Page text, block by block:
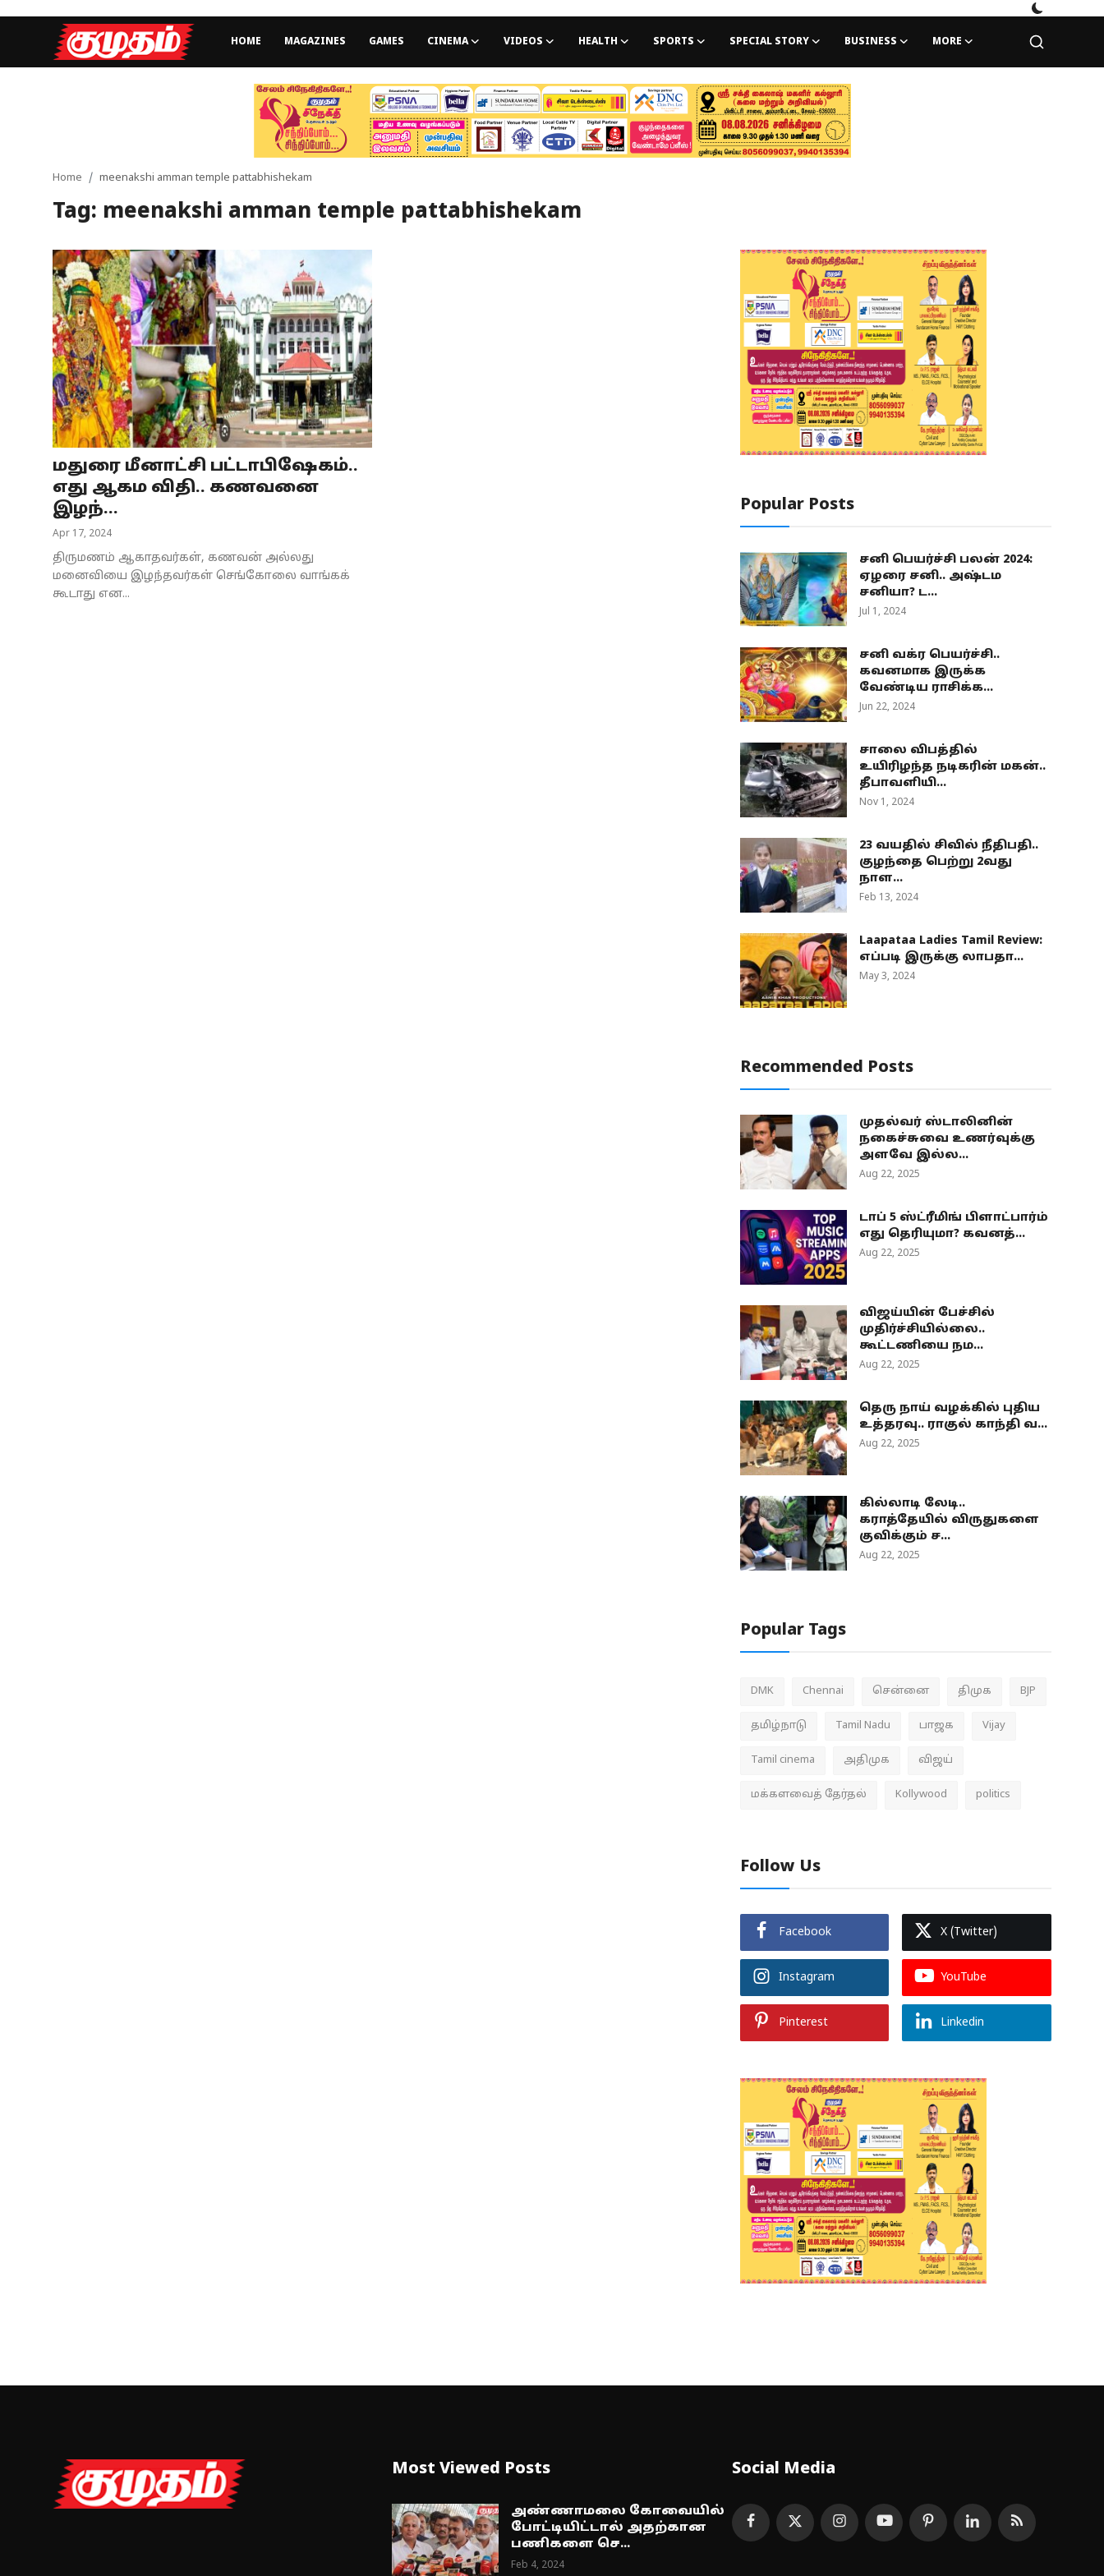
HOME MAGAZINES GAMES CINEMA VIDEOS HEALTH SPORTS SPECIAL STORY BUSINESS MORE
Games
Videos
Health
Special Story
Business
Tamilnadu
National
Astrology
Home meenakshi amman temple pattabhishekam
Tag: meenakshi amman temple pattabhishekam
மதுரை மீனாட்சி பட்டாபிஷேகம்..
எது ஆகம விதி.. கணவனை
இழந்...
Apr 17, 2024
திருமணம் ஆகாதவர்கள், கணவன் அல்லது
மனைவியை இழந்தவர்கள் செங்கோலை வாங்கக்
கூடாது என...
Popular Posts
சனி பெயர்ச்சி பலன் 2024:
ஏழரை சனி.. அஷ்டம
சனியா? ட...
Jul 1, 2024
சனி வக்ர பெயர்ச்சி..
கவனமாக இருக்க
வேண்டிய ராசிக்க...
Jun 22, 2024
சாலை விபத்தில்
உயிரிழந்த நடிகரின் மகன்..
தீபாவளியி...
Nov 1, 2024
23 வயதில் சிவில் நீதிபதி..
குழந்தை பெற்று 2வது
நாள...
Feb 13, 2024
Laapataa Ladies Tamil Review:
எப்படி இருக்கு லாபதா...
May 3, 2024
Recommended Posts
முதல்வர் ஸ்டாலினின்
நகைச்சுவை உணர்வுக்கு
அளவே இல்ல...
Aug 22, 2025
டாப் 5 ஸ்ட்ரீமிங் பிளாட்பார்ம்
எது தெரியுமா? கவனத்...
Aug 22, 2025
விஜய்யின் பேச்சில்
முதிர்ச்சியில்லை..
கூட்டணியை நம...
Aug 22, 2025
தெரு நாய் வழக்கில் புதிய
உத்தரவு.. ராகுல் காந்தி வ...
Aug 22, 2025
கில்லாடி லேடி..
கராத்தேயில் விருதுகளை
குவிக்கும் ச...
Aug 22, 2025
Popular Tags
DMK Chennai சென்னை திமுக BJP
தமிழ்நாடு Tamil Nadu பாஜக Vijay
Tamil cinema அதிமுக விஜய்
மக்களவைத் தேர்தல் Kollywood politics
Follow Us
Facebook X (Twitter)
Instagram YouTube
Pinterest Linkedin
Most Viewed Posts
அண்ணாமலை கோவையில்
போட்டியிட்டால் அதற்கான
பணிகளை செ...
Feb 4, 2024
Social Media